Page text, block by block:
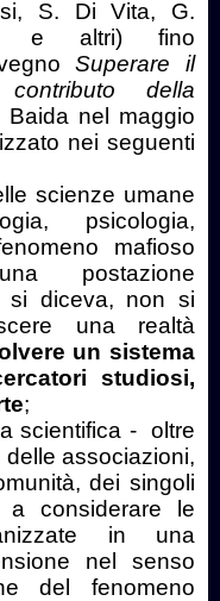
S. Di Vita, G.
e altri) fino
Superare il
della
nel maggio
nei seguenti
scienze umane
psicologia,
mafioso
postazione
si diceva, non si
una realtà
un sistema
studiosi,
;
scientifica - oltre
associazioni,
dei singoli
a considerare le
in una
nel senso
del fenomeno